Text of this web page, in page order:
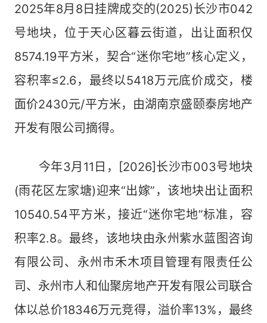
2025年8月8日挂牌成交的(2025)长沙市042
号地块，位于天心区暮云街道，出让面积仅
8574.19平方米，契合“迷你宅地”核心定义，
容积率≤2.6，最终以5418万元底价成交，楼
面价2430元/平方米，由湖南京盛颐泰房地产
开发有限公司摘得。
今年3月11日，[2026]长沙市003号地块
(雨花区左家塘)迎来“出嫁”，该地块出让面积
10540.54平方米，接近“迷你宅地”标准，容
积率2.8。最终，该地块由永州紫水蓝图咨询
有限公司、永州市禾木项目管理有限责任公
司、永州市人和仙聚房地产开发有限公司联合
体以总价18346万元竞得，溢价率13%，最终